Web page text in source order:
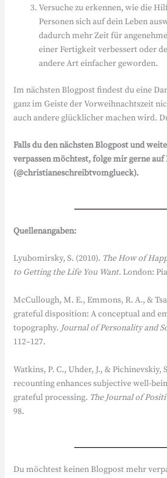
Versuche zu erkennen, wie die
Personen sich auf dein Leben
dadurch mehr Zeit für
einer Fertigkeit verbessert oder
andere Art einfacher geworden.
Im nächsten Blogpost findest du eine
ganz im Geiste der Vorweihnachtszeit
auch andere glücklicher machen wird.
Falls du den nächsten Blogpost und
verpassen möchtest, folge mir gerne auf
(@christianeschreibtvomglueck).
Quellenangaben:
Lyubomirsky, S. (2010). The How of
to Getting the Life You Want. London:
McCullough, M. E., Emmons, R. A., &
grateful disposition: A conceptual and
topography. Journal of Personality and
112–127.
Watkins, P. C., Uhder, J., & Pichinevskiy,
recounting enhances subjective well-
grateful processing. The Journal of
98.
Du möchtest keinen Blogpost mehr